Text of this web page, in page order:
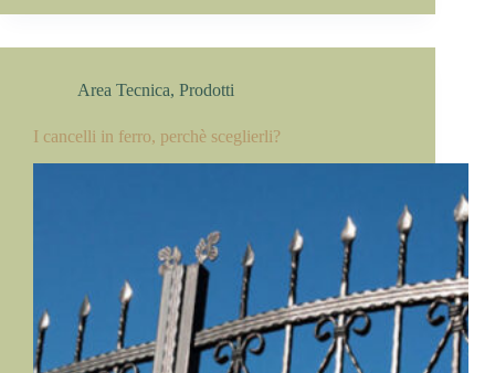
Area Tecnica, Prodotti
I cancelli in ferro, perchè sceglierli?